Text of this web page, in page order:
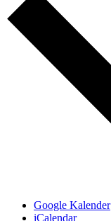
Google Kalender
iCalendar